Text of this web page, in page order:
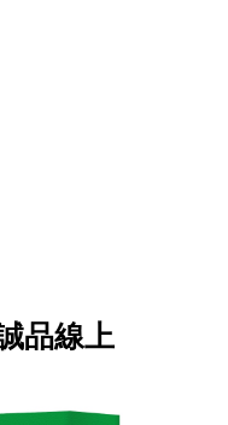
品線上